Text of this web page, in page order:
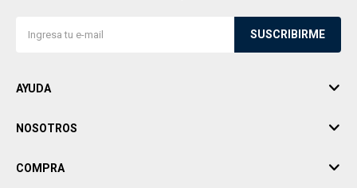
SUSCRIBIRME
AYUDA
NOSOTROS
COMPRA